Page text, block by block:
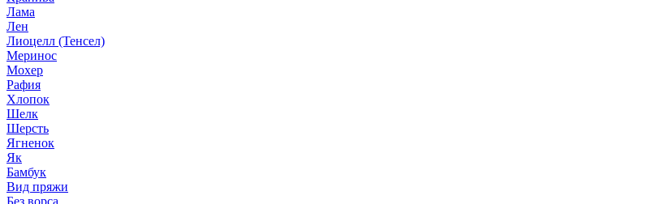
Лама
Лен
Лиоцелл (Тенсел)
Меринос
Мохер
Рафия
Хлопок
Шелк
Шерсть
Ягненок
Як
Бамбук
Вид пряжи
Без ворса